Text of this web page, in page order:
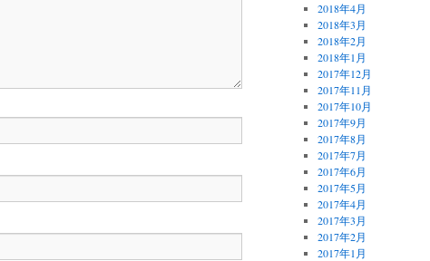
2018年4月
2018年3月
2018年2月
2018年1月
2017年12月
2017年11月
2017年10月
2017年9月
2017年8月
2017年7月
2017年6月
2017年5月
2017年4月
2017年3月
2017年2月
2017年1月